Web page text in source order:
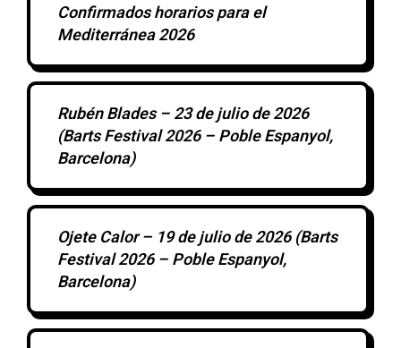
Confirmados horarios para el
Mediterránea 2026
Rubén Blades – 23 de julio de 2026
(Barts Festival 2026 – Poble Espanyol,
Barcelona)
Ojete Calor – 19 de julio de 2026 (Barts
Festival 2026 – Poble Espanyol,
Barcelona)